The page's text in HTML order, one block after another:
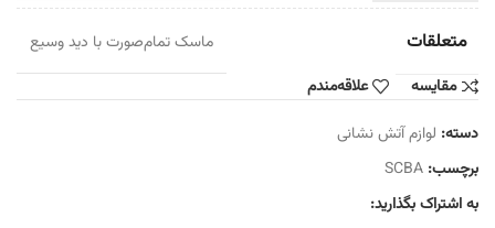
متعلقات
ماسک تمام‌صورت با دید وسیع
مقایسه
علاقه‌مندم
دسته: لوازم آتش نشانی
برچسب: SCBA
به اشتراک بگذارید: